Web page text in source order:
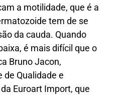
a motilidade, que é a
tem de se
da cauda. Quando
é mais difícil que o
Bruno Jacon,
Qualidade e
Euroart Import, que